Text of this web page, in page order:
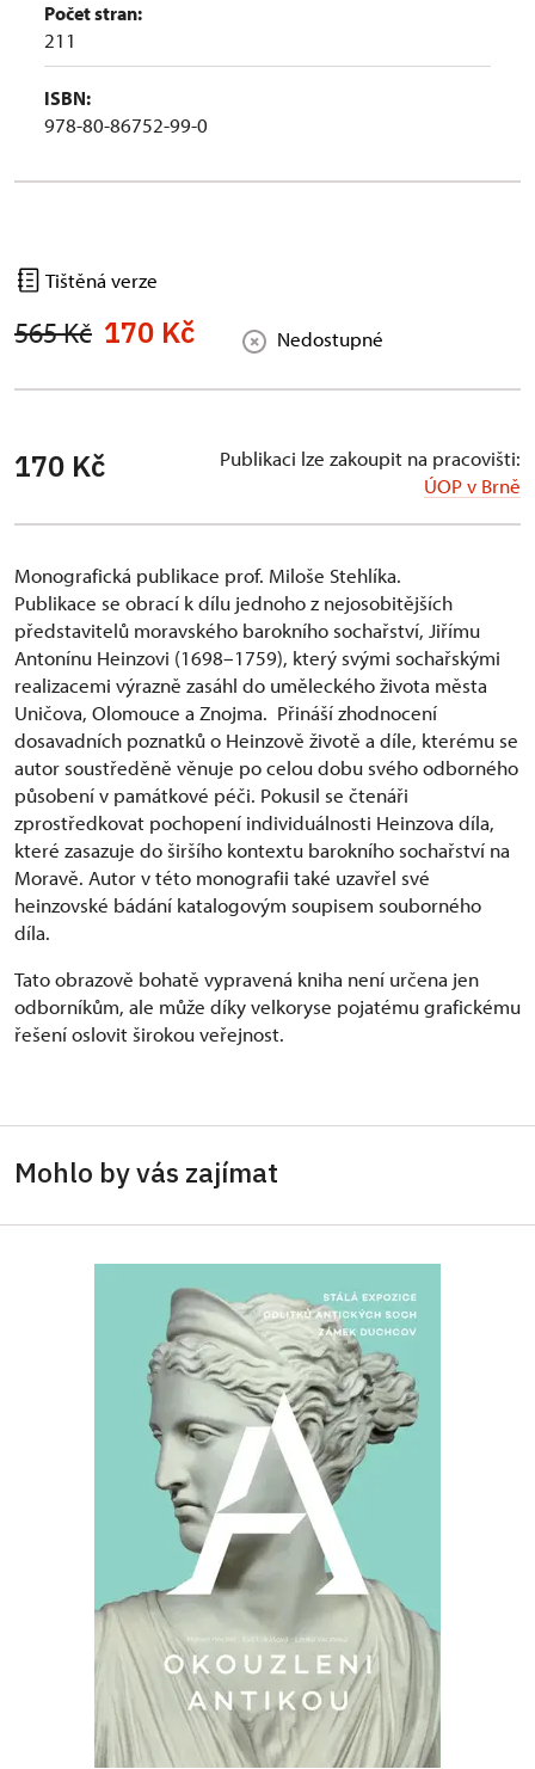
Počet stran:
211
ISBN:
978-80-86752-99-0
Tištěná verze
565 Kč 170 Kč Nedostupné
170 Kč
Publikaci lze zakoupit na pracovišti:
ÚOP v Brně
Monografická publikace prof. Miloše Stehlíka.
Publikace se obrací k dílu jednoho z nejosobitějších
představitelů moravského barokního sochařství, Jiřímu
Antonínu Heinzovi (1698–1759), který svými sochařskými
realizacemi výrazně zasáhl do uměleckého života města
Uničova, Olomouce a Znojma. Přináší zhodnocení
dosavadních poznatků o Heinzově životě a díle, kterému se
autor soustředěně věnuje po celou dobu svého odborného
působení v památkové péči. Pokusil se čtenáři
zprostředkovat pochopení individuálnosti Heinzova díla,
které zasazuje do širšího kontextu barokního sochařství na
Moravě. Autor v této monografii také uzavřel své
heinzovské bádání katalogovým soupisem souborného
díla.
Tato obrazově bohatě vypravená kniha není určena jen
odborníkům, ale může díky velkoryse pojatému grafickému
řešení oslovit širokou veřejnost.
Mohlo by vás zajímat